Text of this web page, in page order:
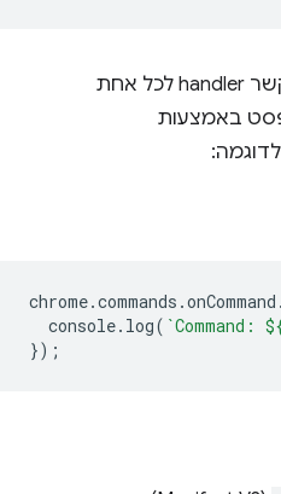
ב-service worker, אפשר לקשר handler לכל אחת
באמצעות
chrome.commands .onCommand .
console. log( `Command:
});